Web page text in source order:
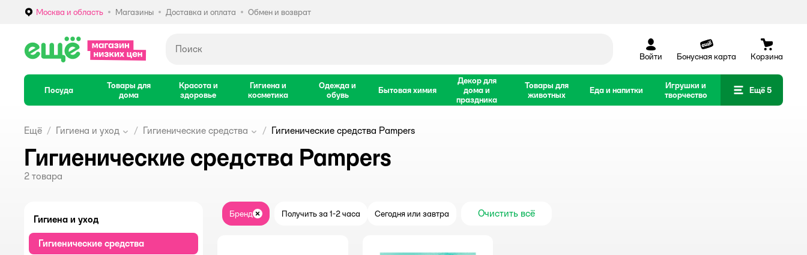
Выбор адреса доставки.
Москва и область Магазины Доставка и оплата Обмен и возврат
Войти Бонусная карта Корзина
Посуда
Товары для
дома
Красота и
здоровье
Гигиена и
косметика
Одежда и
обувь
Бытовая химия
Декор для
дома и
праздника
Товары для
животных
Еда и напитки
Игрушки и
творчество
Ещё 5
Ещё Гигиена и уход Гигиенические средства Гигиенические средства Pampers
Гигиенические средства Pampers
2 товара
Бренд ЗакрытьПолучить за 1-2 часа Сегодня или завтра Очистить всё
Гигиена и уход
Гигиенические средства